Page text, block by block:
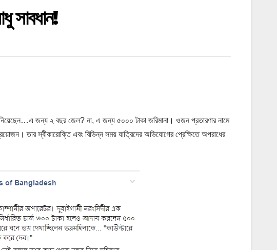
সাবধান!
জন্য ২ বছর জেল? না, এ জন্য ৫০০০ টাকা জরিমানা। ওজন প্রতারণার নামে
তার স্বীকারোক্তি এবং বিভিন্ন সময় যাত্রিদের অভিযোগের প্রেক্ষিতে অপরাধের